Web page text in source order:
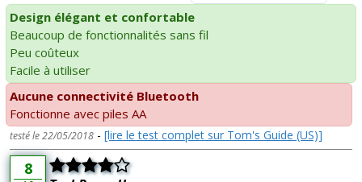
Design élégant et confortable
Beaucoup de fonctionnalités sans fil
Peu coûteux
Facile à utiliser
Aucune connectivité Bluetooth
Fonctionne avec piles AA
testé le 22/05/2018 - [lire le test complet sur Tom's Guide (US)]
8